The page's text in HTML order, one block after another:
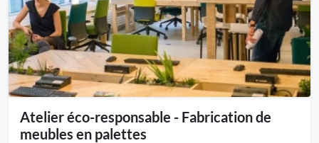
Atelier éco-responsable - Fabrication de
meubles en palettes